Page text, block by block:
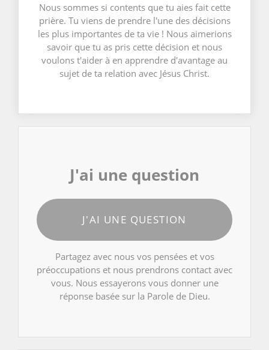
Nous sommes si contents que tu aies fait cette
prière. Tu viens de prendre l'une des décisions
les plus importantes de ta vie ! Nous aimerions
savoir que tu as pris cette décision et nous
voulons t'aider à en apprendre d'avantage au
sujet de ta relation avec Jésus Christ.
J'ai une question
J'AI UNE QUESTION
Partagez avec nous vos pensées et vos
préoccupations et nous prendrons contact avec
vous. Nous essayerons vous donner une
réponse basée sur la Parole de Dieu.